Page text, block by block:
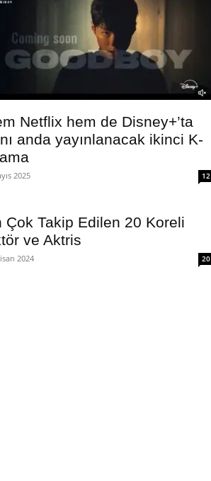
Netflix hem de Disney+’ta
anda yayınlanacak ikinci K-
2025 12
Çok Takip Edilen 20 Koreli
ve Aktris
2024 20